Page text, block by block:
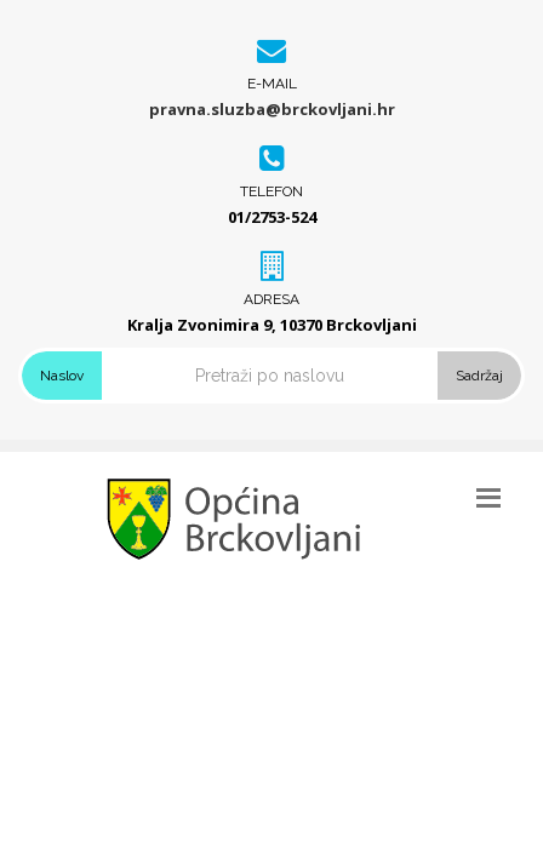
E-MAIL
pravna.sluzba@brckovljani.hr
TELEFON
01/2753-524
ADRESA
Kralja Zvonimira 9, 10370 Brckovljani
Naslov Sadržaj